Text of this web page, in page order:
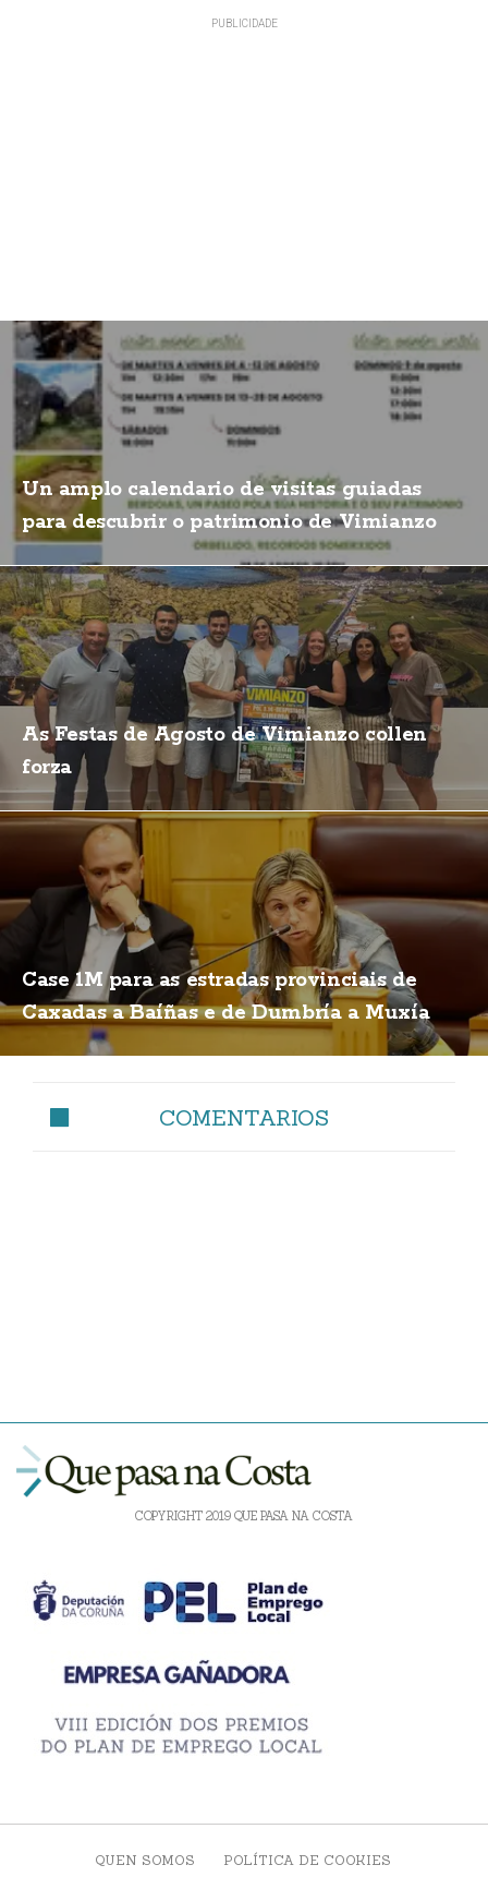
Un amplo calendario de visitas guiadas
para descubrir o patrimonio de Vimianzo
As Festas de Agosto de Vimianzo collen
forza
Case 1M para as estradas provinciais de
Caxadas a Baíñas e de Dumbría a Muxía
COMENTARIOS
COPYRIGHT 2019 QUE PASA NA COSTA
QUEN SOMOS POLÍTICA DE COOKIES